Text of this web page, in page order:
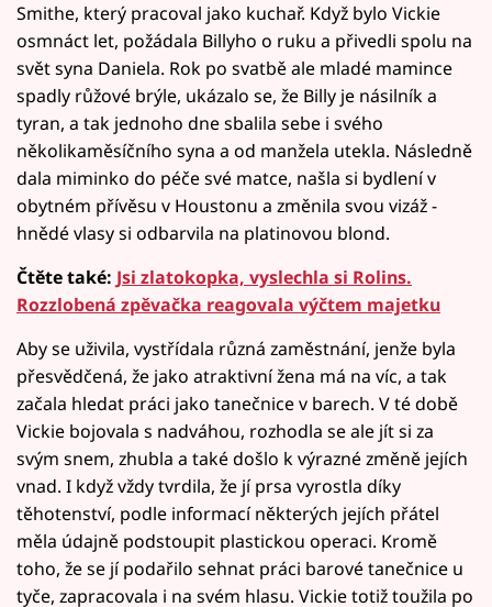
Smithe, který pracoval jako kuchař. Když bylo Vickie
osmnáct let, požádala Billyho o ruku a přivedli spolu na
svět syna Daniela. Rok po svatbě ale mladé mamince
spadly růžové brýle, ukázalo se, že Billy je násilník a
tyran, a tak jednoho dne sbalila sebe i svého
několikaměsíčního syna a od manžela utekla. Následně
dala miminko do péče své matce, našla si bydlení v
obytném přívěsu v Houstonu a změnila svou vizáž -
hnědé vlasy si odbarvila na platinovou blond.
Čtěte také: Jsi zlatokopka, vyslechla si Rolins.
Rozzlobená zpěvačka reagovala výčtem majetku
Aby se uživila, vystřídala různá zaměstnání, jenže byla
přesvědčená, že jako atraktivní žena má na víc, a tak
začala hledat práci jako tanečnice v barech. V té době
Vickie bojovala s nadváhou, rozhodla se ale jít si za
svým snem, zhubla a také došlo k výrazné změně jejích
vnad. I když vždy tvrdila, že jí prsa vyrostla díky
těhotenství, podle informací některých jejích přátel
měla údajně podstoupit plastickou operaci. Kromě
toho, že se jí podařilo sehnat práci barové tanečnice u
tyče, zapracovala i na svém hlasu. Vickie totiž toužila po